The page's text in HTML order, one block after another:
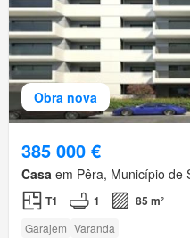
Obra nova
385 000 €
Casa em Pêra, Município de
T1 1 85 m²
Garajem Varanda